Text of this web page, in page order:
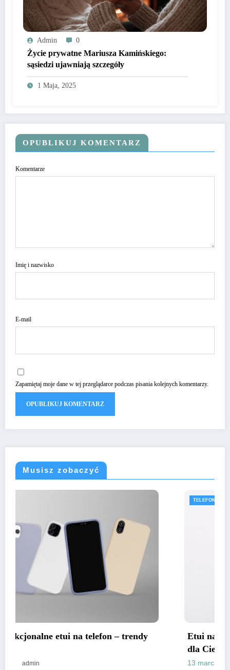
Admin 0
Życie prywatne Mariusza Kamińskiego:
sąsiedzi ujawniają szczegóły
1 Maja, 2025
OPUBLIKUJ KOMENTARZ
Komentarze
Imię i nazwisko
E-mail
Zapamiętaj moje dane w tej przeglądarce podczas pisania kolejnych komentarzy.
Musisz zobaczyć
Etui na telefon z klapką czy bez – które lepsze
13 marca, 2025